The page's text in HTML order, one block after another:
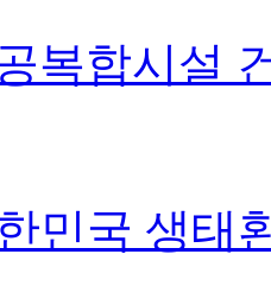
복합시설
민국 생태